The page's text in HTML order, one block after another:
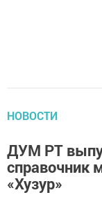
НОВОСТИ
ДУМ РТ
справочник
«Хузур»